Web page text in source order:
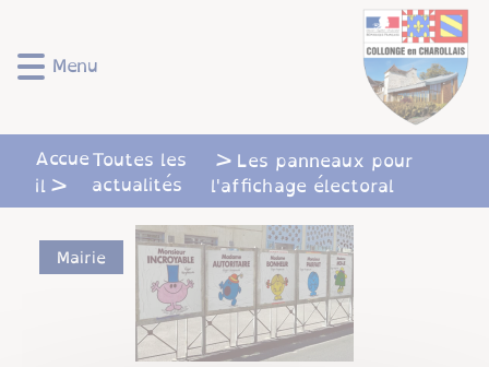
rapide
au
rapide
au
principal
rapide
recherche
rapide
au
de
page
Menu
Accue
il
Toutes les
actualités
Les panneaux pour
l'affichage électoral
Mairie